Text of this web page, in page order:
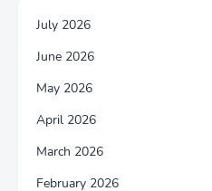
July 2026
June 2026
May 2026
April 2026
March 2026
February 2026